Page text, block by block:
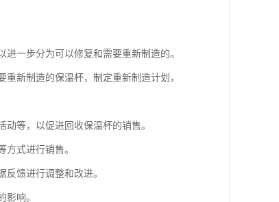
一步分为可以修复和需要重新制造的。
新制造的保温杯，制定重新制造计划，
等，以促进回收保温杯的销售。
式进行销售。
馈进行调整和改进。
影响。